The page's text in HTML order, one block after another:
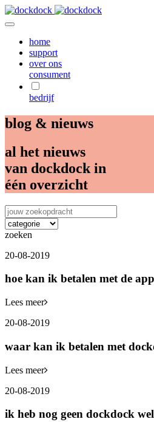
home
support
over ons
consument
bedrijf
blog & nieuws
al het nieuws
van dockdock in
één overzicht
zoeken
20-08-2019
hoe kan ik betalen met de
Lees meer
20-08-2019
waar kan ik betalen met
Lees meer
20-08-2019
ik heb nog geen dockdock